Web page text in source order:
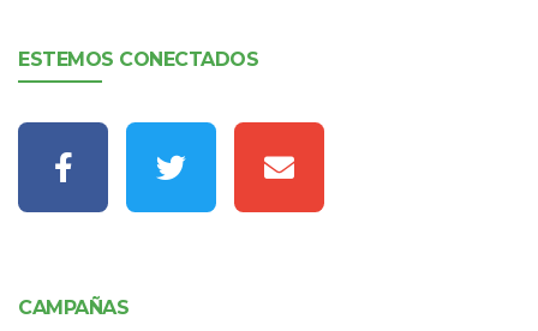
ESTEMOS CONECTADOS
CAMPAÑAS